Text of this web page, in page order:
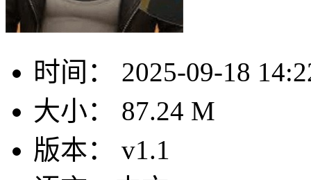
时间：
2025-09-18
大小：
87.24 M
版本：
v1.1